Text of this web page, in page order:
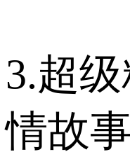
3.超
情故